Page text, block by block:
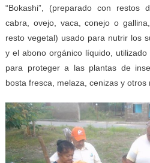
“Bokashi”, (preparado con restos
cabra, ovejo, vaca, conejo o
resto vegetal) usado para nutrir los
y el abono orgánico líquido,
para proteger a las plantas de
bosta fresca, melaza, cenizas y otros